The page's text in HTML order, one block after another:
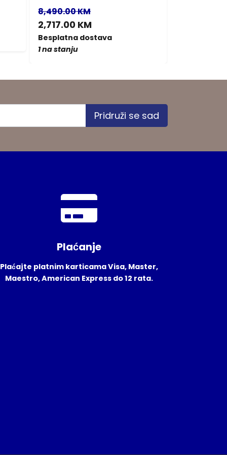
8,490.00 KM
2,717.00 KM
Besplatna dostava
1 na stanju
Pridruži se sad
Plaćanje
Plaćajte platnim karticama Visa, Master,
Maestro, American Express do 12 rata.